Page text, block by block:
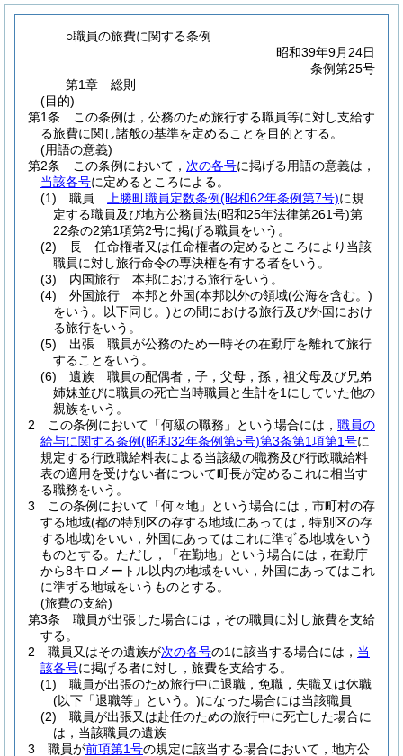
○職員の旅費に関する条例
昭和39年9月24日
条例第25号
第1章
総則
(目的)
第1条
この条例は，公務のため旅行する職員等に対し支給す
る旅費に関し諸般の基準を定めることを目的とする。
(用語の意義)
第2条
この条例において， 次の各号に掲げる用語の意義は，
当該各号に定めるところによる。
(1)
職員 上勝町職員定数条例(昭和62年条例第7号)に規
定する職員及び地方公務員法(昭和25年法律第261号)第
22条の2第1項第2号に掲げる職員をいう。
(2)
長 任命権者又は任命権者の定めるところにより当該
職員に対し旅行命令の専決権を有する者をいう。
(3)
内国旅行 本邦における旅行をいう。
(4)
外国旅行 本邦と外国(本邦以外の領域(公海を含む。)
をいう。以下同じ。)との間における旅行及び外国におけ
る旅行をいう。
(5)
出張 職員が公務のため一時その在勤庁を離れて旅行
することをいう。
(6)
遺族 職員の配偶者，子，父母，孫，祖父母及び兄弟
姉妹並びに職員の死亡当時職員と生計を1にしていた他の
親族をいう。
2
この条例において「何級の職務」という場合には， 職員の
給与に関する条例(昭和32年条例第5号)第3条第1項第1号に
規定する行政職給料表による当該級の職務及び行政職給料
表の適用を受けない者について町長が定めるこれに相当す
る職務をいう。
3
この条例において「何々地」という場合には，市町村の存
する地域(都の特別区の存する地域にあっては，特別区の存
する地域)をいい，外国にあってはこれに準ずる地域をいう
ものとする。 ただし，「在勤地」という場合には，在勤庁
から8キロメートル以内の地域をいい，外国にあってはこれ
に準ずる地域をいうものとする。
(旅費の支給)
第3条
職員が出張した場合には，その職員に対し旅費を支給
する。
2
職員又はその遺族が次の各号の1に該当する場合には， 当
該各号に掲げる者に対し，旅費を支給する。
(1)
職員が出張のため旅行中に退職，免職，失職又は休職
(以下「退職等」という。)になった場合には当該職員
(2)
職員が出張又は赴任のための旅行中に死亡した場合に
は，当該職員の遺族
3
職員が前項第1号の規定に該当する場合において，地方公